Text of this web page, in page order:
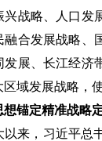
兴战略、人口发
合发展战略、
发展、长江经济
域发展战略，
想锚定精准战略
以来，习近平总